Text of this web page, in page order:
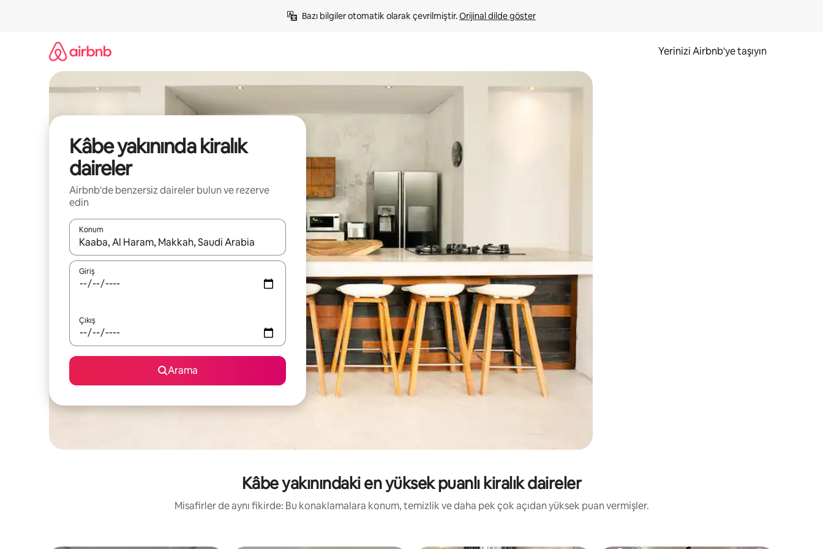
Bazı bilgiler otomatik olarak çevrilmiştir. Orijinal dilde göster
Yerinizi Airbnb'ye taşıyın
Kâbe yakınında kiralık
daireler
Airbnb'de benzersiz daireler bulun ve rezerve
edin
Konum
Sonuçlar kullanılabilir olduğunda yukarı ve aşağı oklarıyla gezinin veya dokunarak ya da kaydırma hareketleriyle keşfedin.
Giriş
Çıkış
Arama
Kâbe yakınındaki en yüksek puanlı kiralık daireler
Misafirler de aynı fikirde: Bu konaklamalara konum, temizlik ve daha pek çok açıdan yüksek puan vermişler.